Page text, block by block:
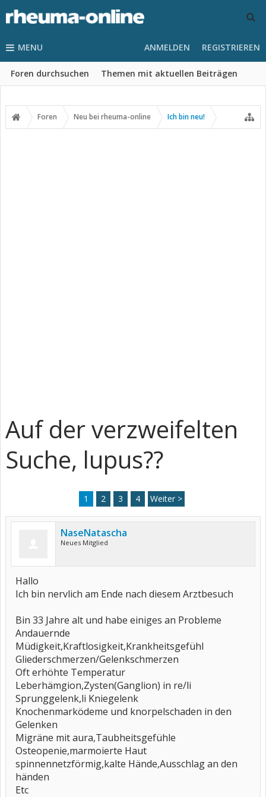
MENU
Foren durchsuchen Themen mit aktuellen Beiträgen
ANMELDEN REGISTRIEREN
Foren Neu bei rheuma-online Ich bin neu!
Auf der verzweifelten
Suche, lupus??
1 2 3 4 Weiter >
NaseNatascha
Neues Mitglied
Hallo
Ich bin nervlich am Ende nach diesem Arztbesuch
Bin 33 Jahre alt und habe einiges an Probleme
Andauernde
Müdigkeit,Kraftlosigkeit,Krankheitsgefühl
Gliederschmerzen/Gelenkschmerzen
Oft erhöhte Temperatur
Leberhämgion,Zysten(Ganglion) in re/li
Sprunggelenk,li Kniegelenk
Knochenmarködeme und knorpelschaden in den
Gelenken
Migräne mit aura,Taubheitsgefühle
Osteopenie,marmoierte Haut
spinnennetzförmig,kalte Hände,Ausschlag an den
händen
Etc